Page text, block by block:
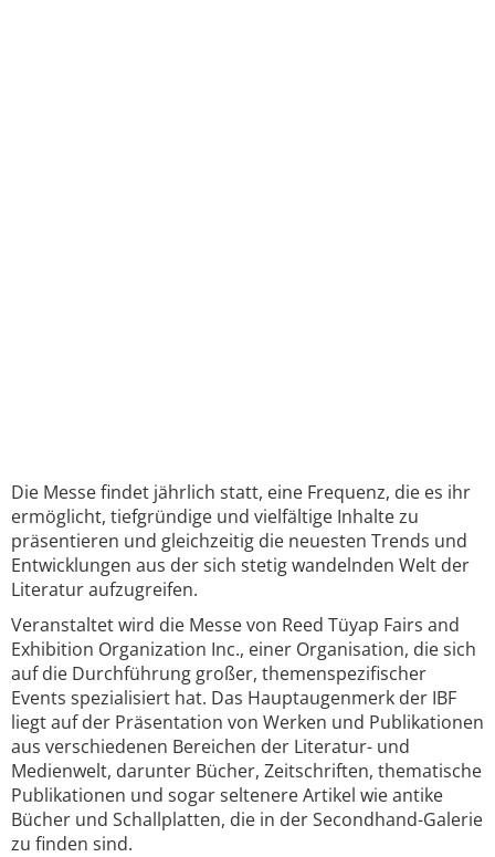
Die Messe findet jährlich statt, eine Frequenz, die es ihr
ermöglicht, tiefgründige und vielfältige Inhalte zu
präsentieren und gleichzeitig die neuesten Trends und
Entwicklungen aus der sich stetig wandelnden Welt der
Literatur aufzugreifen.
Veranstaltet wird die Messe von Reed Tüyap Fairs and
Exhibition Organization Inc., einer Organisation, die sich
auf die Durchführung großer, themenspezifischer
Events spezialisiert hat. Das Hauptaugenmerk der IBF
liegt auf der Präsentation von Werken und Publikationen
aus verschiedenen Bereichen der Literatur- und
Medienwelt, darunter Bücher, Zeitschriften, thematische
Publikationen und sogar seltenere Artikel wie antike
Bücher und Schallplatten, die in der Secondhand-Galerie
zu finden sind.